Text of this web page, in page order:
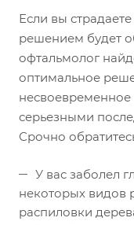
Если вы
решением будет
офтальмолог
оптимальное
серьезными
Срочно
У вас заболел
некоторых видов
распиловки